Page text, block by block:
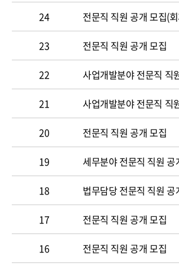
24 전문직 직원 공개 모집(
23 전문직 직원 공개 모집
22 사업개발분야 전문직 직
21 사업개발분야 전문직 직
20 전문직 직원 공개 모집
19 세무분야 전문직 직원 공
18 법무담당 전문직 직원 공
17 전문직 직원 공개 모집
16 전문직 직원 공개 모집